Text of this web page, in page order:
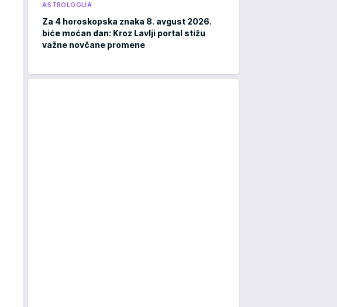
ASTROLOGIJA
Za 4 horoskopska znaka 8. avgust 2026.
biće moćan dan: Kroz Lavlji portal stižu
važne novčane promene